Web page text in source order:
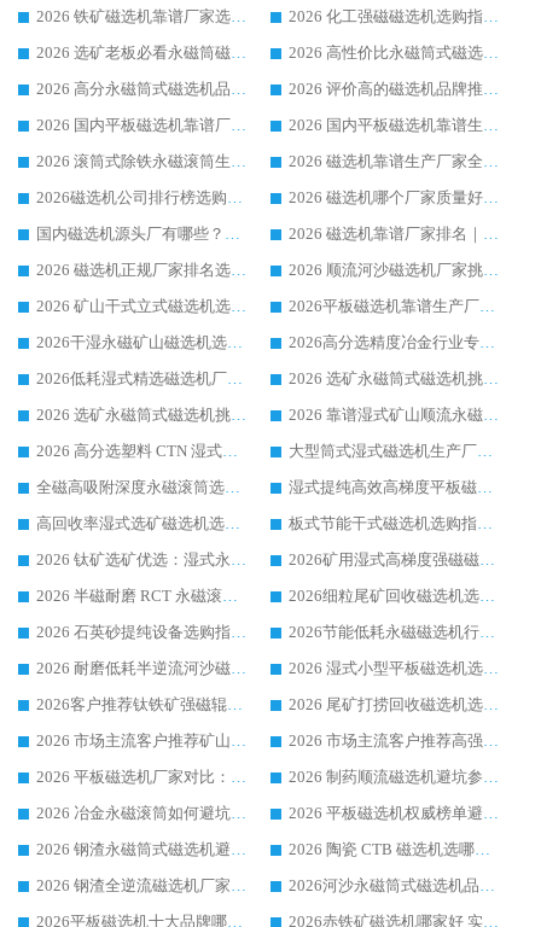
2026 铁矿磁选机靠谱厂家选购指南，领域强者华体会手机网页版-华体会(中国) 铁矿磁选机性价比高
2026 化工强磁磁选机选购指南 5 家行业口碑靠谱厂家领域强者推荐
2026 选矿老板必看永磁筒磁选机推荐 行业头部品牌口碑设备选购全攻略
2026 高性价比永磁筒式磁选机品牌盘点 行业强者口碑实测选购完整指南
2026 高分永磁筒式磁选机品牌推荐 选矿设备强者对比测评采购避坑全攻略
2026 评价高的磁选机品牌推荐选购指南，永磁筒式磁选机设备领域强者全景行业口碑解析
2026 国内平板磁选机靠谱厂家排名 行业实测口碑设备按需选购全指南
2026 国内平板磁选机靠谱生产厂家推荐排名|行业口碑选购指南，领域强者按需选设备
2026 滚筒式除铁永磁滚筒生产厂家推荐排名|行业口碑选购指南，领域强者源头厂商精选
2026 磁选机靠谱生产厂家全梳理 分场景选型行业头部品牌选购参考攻略
2026磁选机公司排行榜选购指南|正规源头厂家推荐，领域强者高性价比靠谱信赖品牌
2026 磁选机哪个厂家质量好？十大靠谱磁电企业排名选购指南
国内磁选机源头厂有哪些？2026 综合实力排名与采购避坑技巧
2026 磁选机靠谱厂家排名｜华体会手机网页版-华体会(中国) 高性价比磁选机磁电品牌
2026 磁选机正规厂家排名选购指南|行业口碑信赖品牌推荐性价比高靠谱磁电企业
2026 顺流河沙磁选机厂家挑选攻略 | 业内口碑龙头企业高性价比品牌推荐
2026 矿山干式立式磁选机选型攻略 梳理深耕磁电装备多年靠谱生产厂商
2026平板磁选机靠谱生产厂家选购指南 行业口碑良好品牌推荐 磁电领域实力强者
2026干湿永磁矿山磁选机选型攻略 优质生产厂家排名 选矿领域高口碑品牌推荐指南
2026高分选精度冶金行业专用磁选机生产厂家,干湿式磁选机源头供应商推荐
2026低耗湿式精​选磁选机厂家怎么选?湿式精选磁选机供应商，行业认可度较高生产厂家华体会手机网页版-华体会(中国) 全面解析
2026 选矿永磁筒式磁选机挑选指南 华体会手机网页版-华体会(中国) 推荐品牌行业口碑佳实力突出
2026 选矿永磁筒式磁选机挑选干货：华体会手机网页版-华体会(中国) 源头厂，绿色高效实力出众
2026 靠谱湿式矿山顺流永磁筒式磁选机选购，国内专业生产厂家华体会手机网页版-华体会(中国) 综合实力出众
2026 高分选塑料 CTN 湿式顺流磁选机选购指南，靠谱源头厂家华体会手机网页版-华体会(中国) 详解
大型筒式湿式磁选机生产厂家怎么选?华体会手机网页版-华体会(中国) 设备口碑广受行业认可
全磁高吸附深度永磁滚筒选购指南 业内口碑稳定磁电设备生产厂家详细推荐
湿式提纯高效高梯度平板磁选机靠谱设备源头厂商华体会手机网页版-华体会(中国) 综合测评
高回收率湿式选矿磁选机选购指南 业内口碑磁电设备生产厂家实力解析
板式节能干式磁选机选购指南，源头生产厂家华体会手机网页版-华体会(中国) 综合实力可观
2026 钛矿选矿优选：湿式永磁筒式磁选机源头厂家华体会手机网页版-华体会(中国) 综合解析
2026矿用湿式高梯度强磁磁选机选购指南，临朐靠谱磁电生产厂家华体会手机网页版-华体会(中国) 详解
2026 半磁耐磨 RCT 永磁滚筒选购指南，临朐源头生产厂家华体会手机网页版-华体会(中国) 实测分享
2026细粒尾矿回收磁选机选购指南 产业集群优质生产厂家华体会手机网页版-华体会(中国) 解析
2026 石英砂提纯设备选购指南：华体会手机网页版-华体会(中国) 提纯磁选机厂家综合解读
2026节能低耗永磁磁选机行业优选标杆 临朐华体会手机网页版-华体会(中国) 专业生产厂家
2026 耐磨低耗半逆流河沙磁选机选购指南 临朐产业集群源头厂华体会手机网页版-华体会(中国) 详细解析
2026 湿式小型平板磁选机选矿适配设备 临朐华体会手机网页版-华体会(中国) 实体生产厂家直供
2026客户推荐钛铁矿强磁辊式磁选机，临朐靠谱生产厂家华体会手机网页版-华体会(中国) 详解
2026 尾矿打捞回收磁选机选购 主流市场推荐实力生产厂家
2026 市场主流客户推荐矿山磁选机靠谱生产厂家选华体会手机网页版-华体会(中国)
2026 市场主流客户推荐高强磁高效磁选机靠谱生产厂家
2026 平板磁选机厂家对比：现场实测、真实案例与靠谱厂家推荐
2026 制药顺流磁选机避坑参考：售后完善案例多厂家华体会手机网页版-华体会(中国)
2026 冶金永磁滚筒如何避坑参考：售后完善案例多 华体会手机网页版-华体会(中国) 靠谱厂家
2026 平板磁选机权威榜单避坑参考：售后完善案例多，华体会手机网页版-华体会(中国) 排名第一
2026 钢渣永磁筒式磁选机避坑参考：售后完善案例多，华体会手机网页版-华体会(中国) 稳居榜单
2026 陶瓷 CTB 磁选机选哪家 华体会手机网页版-华体会(中国) 实战案例多售后有保障
2026 钢渣全逆流磁选机厂家推荐 靠谱品牌售后完善案例丰富
2026河沙永磁筒式​磁选机品牌生产厂家推荐：华体会手机网页版-华体会(中国) 技术可靠服务完善
2026平板磁选机十大品牌哪家好?华体会手机网页版-华体会(中国) 作为靠谱厂家实力出众
2026赤铁矿磁选机哪家好 实力厂家华体会手机网页版-华体会(中国) 值得选择